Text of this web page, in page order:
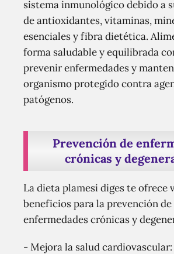
sistema inmunológico debido a
de antioxidantes, vitaminas,
esenciales y fibra dietética.
forma saludable y equilibrada
prevenir enfermedades y
organismo protegido contra
patógenos.
Prevención de
crónicas y
La dieta plamesi diges te ofrece
beneficios para la prevención de
enfermedades crónicas y
- Mejora la salud